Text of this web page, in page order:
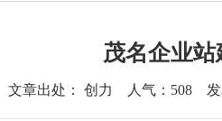
茂名企业
文章出处： 创力 人气： 508